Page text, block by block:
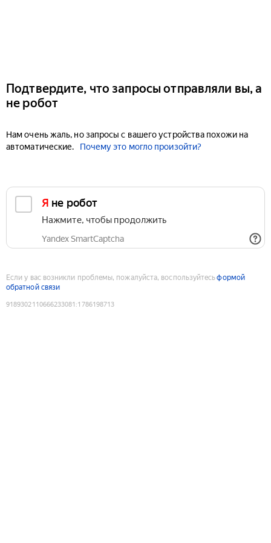
Подтвердите, что запросы отправляли вы, а
не робот
Нам очень жаль, но запросы с вашего устройства похожи на
автоматические.
Почему это могло произойти?
Я не робот
Нажмите, чтобы продолжить
Yandex SmartCaptcha
Если у вас возникли проблемы, пожалуйста, воспользуйтесьформой
обратной связи
9189302110666233081 :1786198713